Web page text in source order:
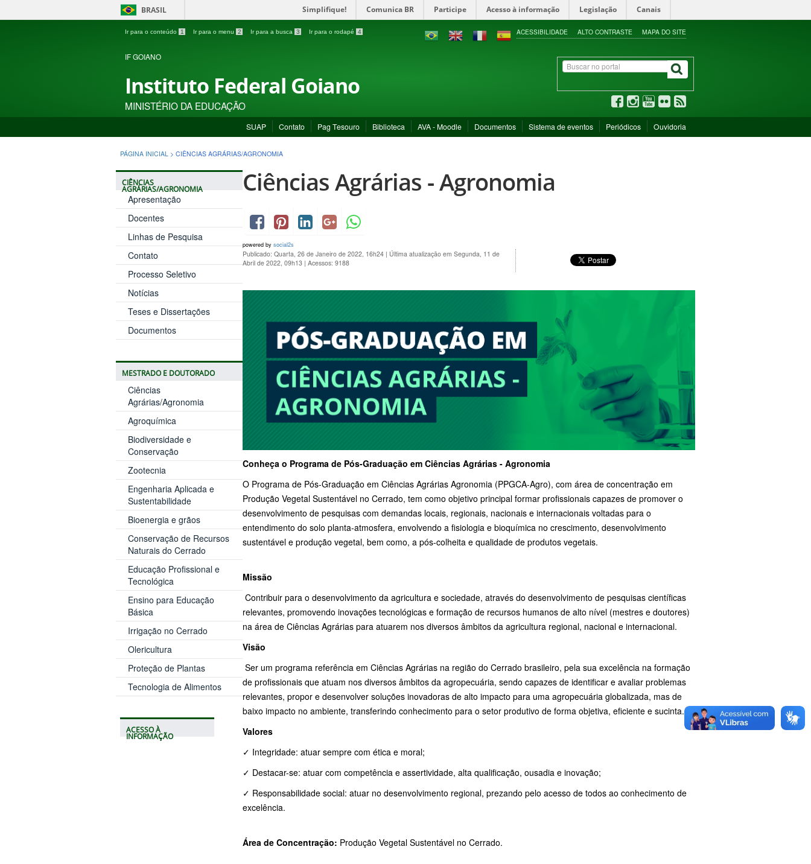
BRASIL Simplifique! Comunica BR Participe Acesso à informação Legislação Canais
Ir para o conteúdo 1 Ir para o menu 2 Ir para a busca 3 Ir para o rodapé 4 ACESSIBILIDADE ALTO CONTRASTE MAPA DO SITE
IF GOIANO
Instituto Federal Goiano
MINISTÉRIO DA EDUCAÇÃO
SUAP Contato Pag Tesouro Biblioteca AVA - Moodle Documentos Sistema de eventos Periódicos Ouvidoria
PÁGINA INICIAL > CIÊNCIAS AGRÁRIAS/AGRONOMIA
CIÊNCIAS
AGRÁRIAS/AGRONOMIA
Apresentação
Docentes
Linhas de Pesquisa
Contato
Processo Seletivo
Notícias
Teses e Dissertações
Documentos
MESTRADO E DOUTORADO
Ciências
Agrárias/Agronomia
Agroquímica
Biodiversidade e
Conservação
Zootecnia
Engenharia Aplicada e
Sustentabilidade
Bioenergia e grãos
Conservação de Recursos
Naturais do Cerrado
Educação Profissional e
Tecnológica
Ensino para Educação
Básica
Irrigação no Cerrado
Olericultura
Proteção de Plantas
Tecnologia de Alimentos
ACESSO À
INFORMAÇÃO
Ciências Agrárias - Agronomia
powered by social2s
Publicado: Quarta, 26 de Janeiro de 2022, 16h24 | Última atualização em Segunda, 11 de
Abril de 2022, 09h13 | Acessos: 9188
Conheça o Programa de Pós-Graduação em Ciências Agrárias - Agronomia
O Programa de Pós-Graduação em Ciências Agrárias Agronomia (PPGCA-Agro), com área de concentração em
Produção Vegetal Sustentável no Cerrado, tem como objetivo principal formar profissionais capazes de promover o
desenvolvimento de pesquisas com demandas locais, regionais, nacionais e internacionais voltadas para o
entendimento do solo planta-atmosfera, envolvendo a fisiologia e bioquímica no crescimento, desenvolvimento
sustentável e produção vegetal, bem como, a pós-colheita e qualidade de produtos vegetais.
Missão
Contribuir para o desenvolvimento da agricultura e sociedade, através do desenvolvimento de pesquisas científicas
relevantes, promovendo inovações tecnológicas e formação de recursos humanos de alto nível (mestres e doutores)
na área de Ciências Agrárias para atuarem nos diversos âmbitos da agricultura regional, nacional e internacional.
Visão
Ser um programa referência em Ciências Agrárias na região do Cerrado brasileiro, pela sua excelência na formação
de profissionais que atuam nos diversos âmbitos da agropecuária, sendo capazes de identificar e avaliar problemas
relevantes, propor e desenvolver soluções inovadoras de alto impacto para uma agropecuária globalizada, mas de
baixo impacto no ambiente, transferindo conhecimento para o setor produtivo de forma objetiva, eficiente e sucinta.
Valores
✓ Integridade: atuar sempre com ética e moral;
✓ Destacar-se: atuar com competência e assertividade, alta qualificação, ousadia e inovação;
✓ Responsabilidade social: atuar no desenvolvimento regional, prezando pelo acesso de todos ao conhecimento de
excelência.
Área de Concentração: Produção Vegetal Sustentável no Cerrado.